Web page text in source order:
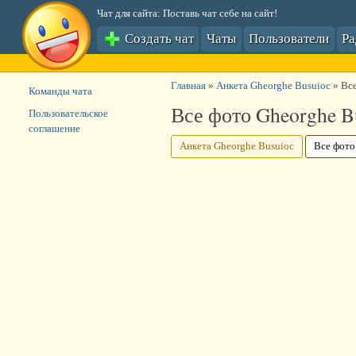
Чат для сайта: Поставь чат себе на сайт!
Создать чат Чаты Пользователи
Главная» Анкета Gheorghe Busuioc»
Все фото Gheorghe
Анкета Gheorghe Busuioc Все
Команды чата
Пользовательское
соглашение